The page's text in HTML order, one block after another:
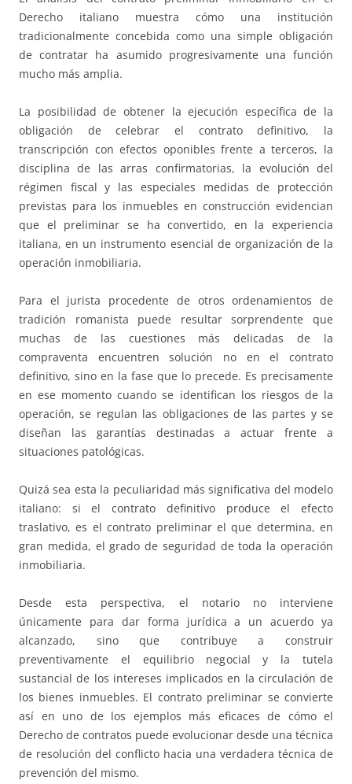
Derecho italiano muestra cómo una institución
tradicionalmente concebida como una simple obligación
de contratar ha asumido progresivamente una función
mucho más amplia.
La posibilidad de obtener la ejecución específica de la
obligación de celebrar el contrato definitivo, la
transcripción con efectos oponibles frente a terceros, la
disciplina de las arras confirmatorias, la evolución del
régimen fiscal y las especiales medidas de protección
previstas para los inmuebles en construcción evidencian
que el preliminar se ha convertido, en la experiencia
italiana, en un instrumento esencial de organización de la
operación inmobiliaria.
Para el jurista procedente de otros ordenamientos de
tradición romanista puede resultar sorprendente que
muchas de las cuestiones más delicadas de la
compraventa encuentren solución no en el contrato
definitivo, sino en la fase que lo precede. Es precisamente
en ese momento cuando se identifican los riesgos de la
operación, se regulan las obligaciones de las partes y se
diseñan las garantías destinadas a actuar frente a
situaciones patológicas.
Quizá sea esta la peculiaridad más significativa del modelo
italiano: si el contrato definitivo produce el efecto
traslativo, es el contrato preliminar el que determina, en
gran medida, el grado de seguridad de toda la operación
inmobiliaria.
Desde esta perspectiva, el notario no interviene
únicamente para dar forma jurídica a un acuerdo ya
alcanzado, sino que contribuye a construir
preventivamente el equilibrio negocial y la tutela
sustancial de los intereses implicados en la circulación de
los bienes inmuebles. El contrato preliminar se convierte
así en uno de los ejemplos más eficaces de cómo el
Derecho de contratos puede evolucionar desde una técnica
de resolución del conflicto hacia una verdadera técnica de
prevención del mismo.